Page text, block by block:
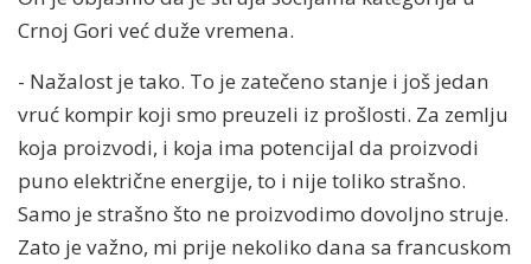
Crnoj Gori već duže vremena.
- Nažalost je tako. To je zatečeno stanje i još jedan
vruć kompir koji smo preuzeli iz prošlosti. Za zemlju
koja proizvodi, i koja ima potencijal da proizvodi
puno električne energije, to i nije toliko strašno.
Samo je strašno što ne proizvodimo dovoljno struje.
Zato je važno, mi prije nekoliko dana sa francuskom